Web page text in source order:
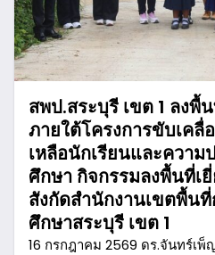
สพป.สระบุรี เขต 1 ลงพื้
ภายใต้โครงการขับเค
เหลือนักเรียนและควา
ศึกษา กิจกรรมลงพื้นที่เ
สังกัดสำนักงานเขตพื้น
ศึกษาสระบุรี เขต 1
16 กรกฎาคม 2569 ดร.จันทร์เพ็